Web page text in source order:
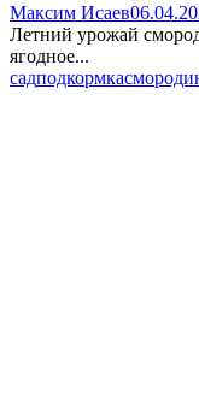
Максим Исаев
Летний урожай
ягодное...
садподкормка